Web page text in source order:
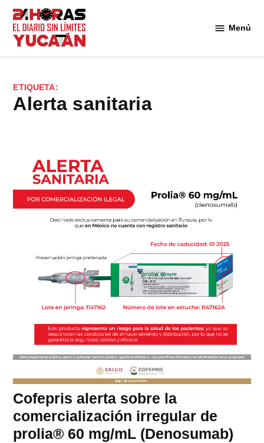
Saltar
contenido
Menú
ETIQUETA:
alerta sanitaria
Cofepris alerta sobre la
comercialización irregular de
prolia® 60 mg/mL (Denosumab)